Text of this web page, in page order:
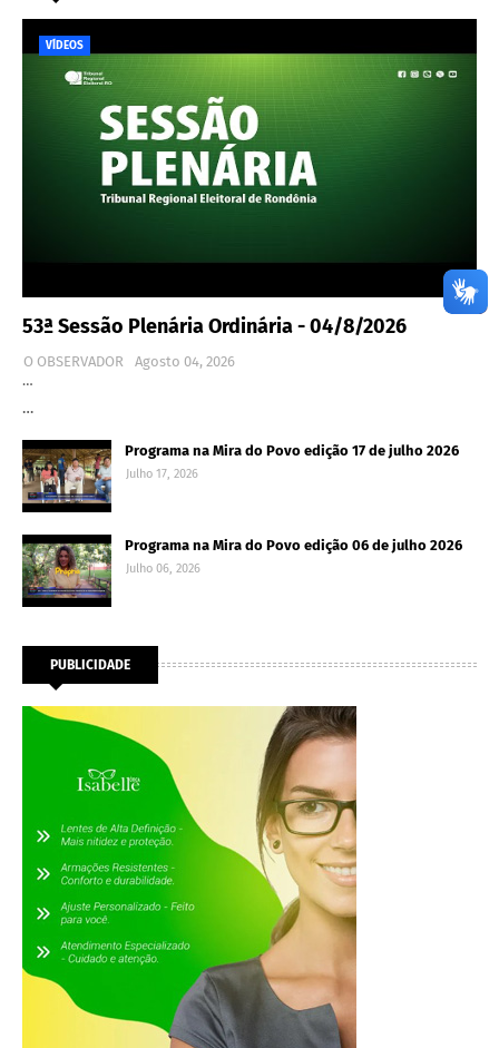
VÍDEOS
53ª Sessão Plenária Ordinária - 04/8/2026
O OBSERVADOR
Agosto 04, 2026
…
…
Programa na Mira do Povo edição 17 de julho 2026
Julho 17, 2026
Programa na Mira do Povo edição 06 de julho 2026
Julho 06, 2026
PUBLICIDADE